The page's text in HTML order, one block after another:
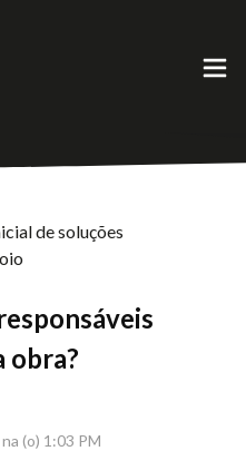
de soluções
obra?
(o) 1:03 PM